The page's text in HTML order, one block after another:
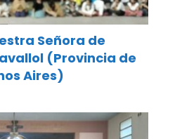
Señora de
(Provincia de
Aires)